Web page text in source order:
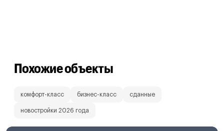
Похожие объекты
комфорт-класс бизнес-класс сданные
новостройки 2026 года